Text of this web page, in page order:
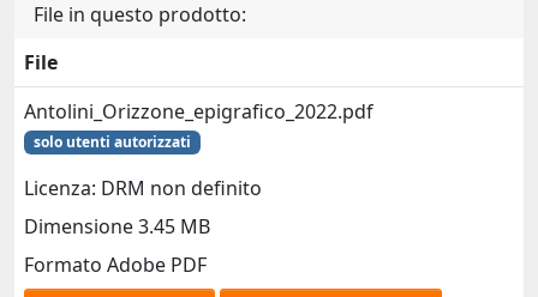
File in questo prodotto:
File
Antolini_Orizzone_epigrafico_2022.pdf
solo utenti autorizzati
Licenza: DRM non definito
Dimensione 3.45 MB
Formato Adobe PDF